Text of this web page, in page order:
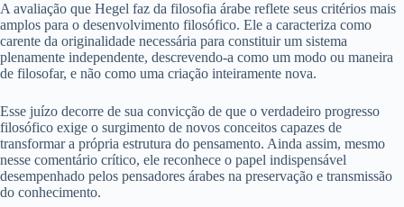
A avaliação que Hegel faz da filosofia árabe reflete seus critérios mais
amplos para o desenvolvimento filosófico. Ele a caracteriza como
carente da originalidade necessária para constituir um sistema
plenamente independente, descrevendo-a como um modo ou maneira
de filosofar, e não como uma criação inteiramente nova.
Esse juízo decorre de sua convicção de que o verdadeiro progresso
filosófico exige o surgimento de novos conceitos capazes de
transformar a própria estrutura do pensamento. Ainda assim, mesmo
nesse comentário crítico, ele reconhece o papel indispensável
desempenhado pelos pensadores árabes na preservação e transmissão
do conhecimento.